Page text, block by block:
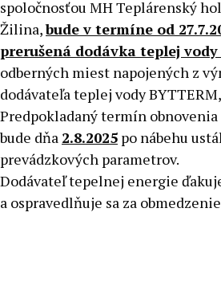
spoločnosťou MH Teplárenský
Žilina,bude v termíne od
prerušená dodávka teplej vody
odberných miest napojených z
dodávateľa teplej vody BYTTERM,
Predpokladaný termín
bude dňa 2.8.2025 po nábehu
prevádzkových parametrov.
Dodávateľ tepelnej energie
a ospravedlňuje sa za